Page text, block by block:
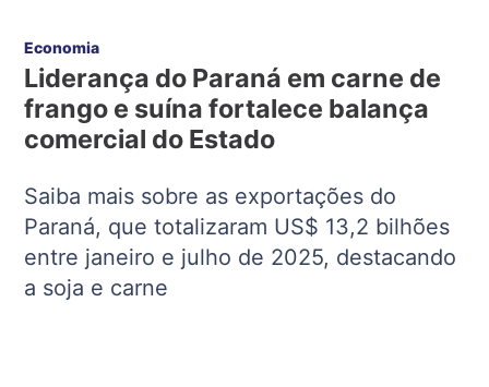
Economia
Liderança do Paraná em carne de
frango e suína fortalece balança
comercial do Estado
Saiba mais sobre as exportações do
Paraná, que totalizaram US$ 13,2 bilhões
entre janeiro e julho de 2025, destacando
a soja e carne